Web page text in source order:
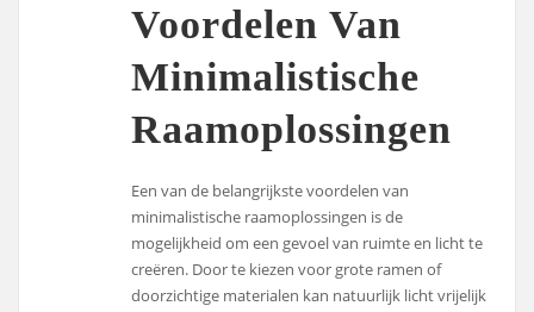
Voordelen Van
Minimalistische
Raamoplossingen
Een van de belangrijkste voordelen van
minimalistische raamoplossingen is de
mogelijkheid om een gevoel van ruimte en licht te
creëren. Door te kiezen voor grote ramen of
doorzichtige materialen kan natuurlijk licht vrijelijk